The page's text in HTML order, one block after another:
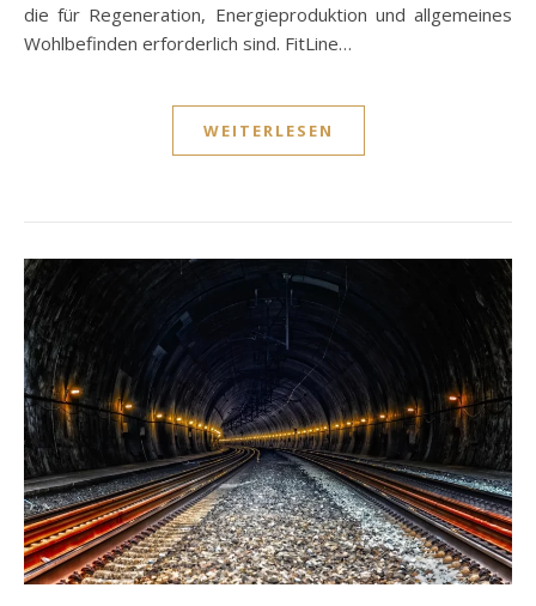
die für Regeneration, Energieproduktion und allgemeines
Wohlbefinden erforderlich sind. FitLine…
WEITERLESEN